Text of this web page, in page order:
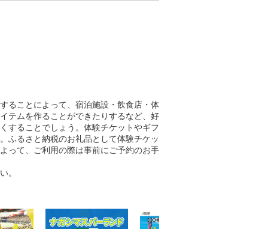
ることによって、宿泊施設・飲食店・体
テムを作ることができたりするなど、好
することでしょう。体験チケットやギフ
ふるさと納税のお礼品として体験チケッ
って、ご利用の際は事前にご予約のお手
。